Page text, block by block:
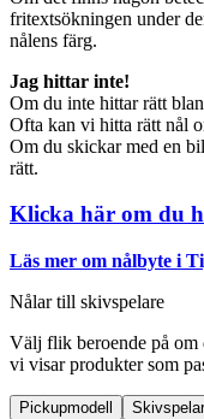
fritextsökningen under
nålens färg.
Jag hittar inte!
Om du inte hittar rätt
Ofta kan vi hitta rätt nål
Om du skickar med en
rätt.
Klicka här om du
Läs mer om nålbyte i
Nålar till skivspelare
Välj flik beroende på om
vi visar produkter som
Pickupmodell